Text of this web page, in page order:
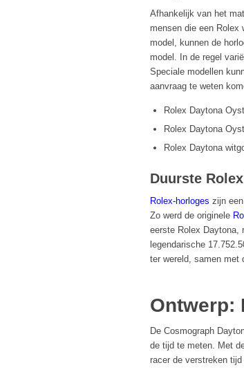
Afhankelijk van het
mensen die een Rolex
model, kunnen de
model. In de regel
Speciale modellen
aanvraag te weten
Rolex Daytona
Rolex Daytona
Rolex Daytona
Duurste
Rolex-horloges zijn
Zo werd de originele
eerste Rolex Daytona,
legendarische
ter wereld, samen met
Ontwerp:
De Cosmograph
de tijd te meten. Met
racer de verstreken